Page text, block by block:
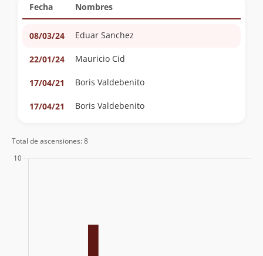
Fecha Nombres
08/03/24 Eduar Sanchez
22/01/24 Mauricio Cid
17/04/21 Boris Valdebenito
17/04/21 Boris Valdebenito
Total de ascensiones: 8